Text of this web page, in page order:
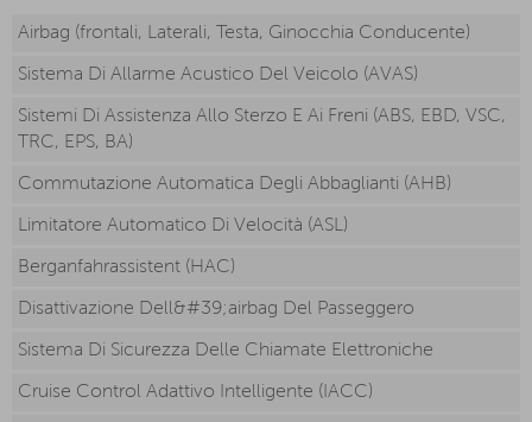
Airbag (frontali, Laterali, Testa, Ginocchia Conducente)
Sistema Di Allarme Acustico Del Veicolo (AVAS)
Sistemi Di Assistenza Allo Sterzo E Ai Freni (ABS, EBD, VSC,
TRC, EPS, BA)
Commutazione Automatica Degli Abbaglianti (AHB)
Limitatore Automatico Di Velocità (ASL)
Berganfahrassistent (HAC)
Disattivazione Dell&#39;airbag Del Passeggero
Sistema Di Sicurezza Delle Chiamate Elettroniche
Cruise Control Adattivo Intelligente (IACC)